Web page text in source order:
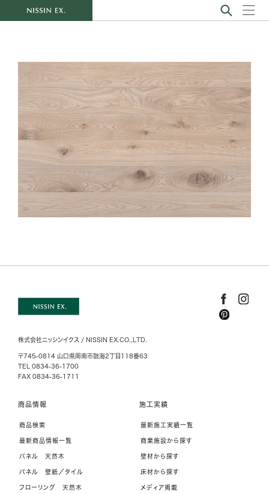
株式会社ニッシンイクス / NISSIN EX.CO.,LTD.
〒745-0814 山口県周南市鼓海2丁目118番63
TEL 0834-36-1700
FAX 0834-36-1711
商品情報
商品検索
最新商品情報一覧
パネル 天然木
パネル 壁紙／タイル
フローリング 天然木
施工実績
最新施工実績一覧
商業施設から探す
壁材から探す
床材から探す
メディア掲載